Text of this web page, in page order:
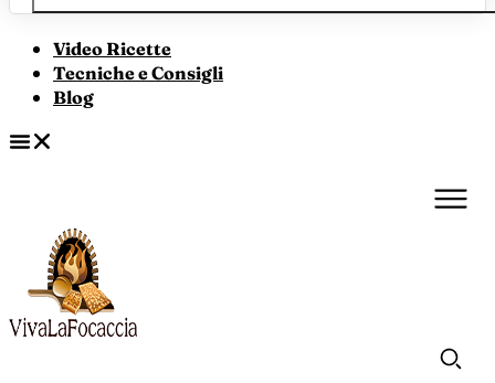
Video Ricette
Tecniche e Consigli
Blog